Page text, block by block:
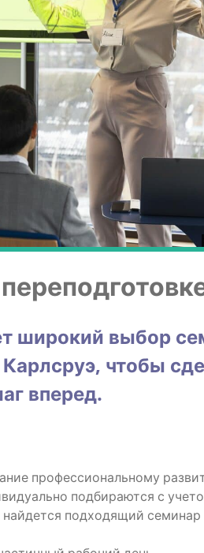
широ­кий выбор
что­бы
вперед.
про­фес­си­о­наль­но­му
под­би­ра­ют­ся с
под­хо­дя­щий семи­нар